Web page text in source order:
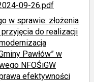
09-26.pdf
w sprawie: złożenia
do realizacji
Pawłów” w
NFOŚiGW
efektywności